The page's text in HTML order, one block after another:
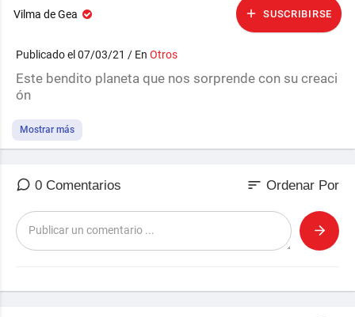
Vilma de Gea SUSCRIBIRSE
Publicado el 07/03/21 / En Otros
Este bendito planeta que nos sorprende con su creaci
ón
Mostrar más
0 Comentarios sort Ordenar Por